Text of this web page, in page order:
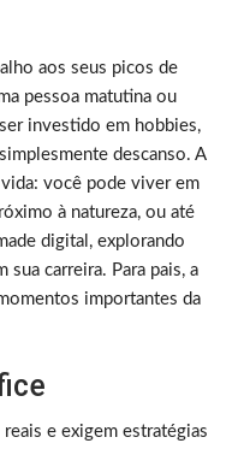
aos seus picos de
pessoa matutina ou
investido em hobbies,
descanso. A
você pode viver em
à natureza, ou até
digital, explorando
carreira. Para pais, a
importantes da
e exigem estratégias